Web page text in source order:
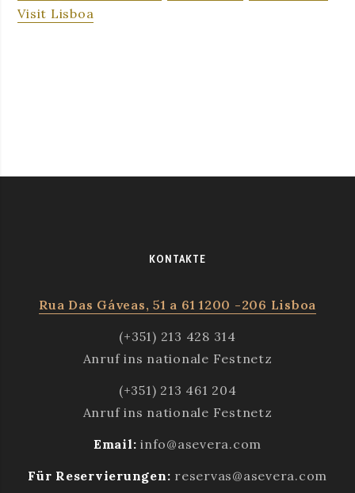
Visit Lisboa
KONTAKTE
Rua Das Gáveas, 51 a 61 1200 -206 Lisboa
(+351) 213 428 314
Anruf ins nationale Festnetz
(+351) 213 461 204
Anruf ins nationale Festnetz
Email: info@asevera.com
Für Reservierungen: reservas@asevera.com